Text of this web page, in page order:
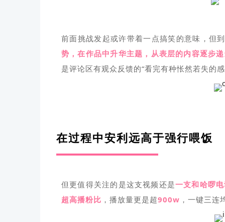
前面挑战发起或许带着一点搞笑的意味，但
势，在作品中升华主题，从表层的内容逐步
是评论区有观众反馈的“看完有种怅然若失的
在过程中安利远高于强行喂饭
但更值得关注的是这支视频还是一支和哈啰
超高播粉比 ，播放量更是超900w ，一键三连